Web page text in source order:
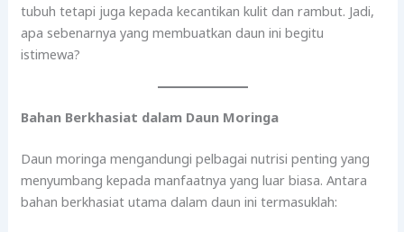
tubuh tetapi juga kepada kecantikan kulit dan rambut. Jadi,
apa sebenarnya yang membuatkan daun ini begitu
istimewa?
Bahan Berkhasiat dalam Daun Moringa
Daun moringa mengandungi pelbagai nutrisi penting yang
menyumbang kepada manfaatnya yang luar biasa. Antara
bahan berkhasiat utama dalam daun ini termasuklah: